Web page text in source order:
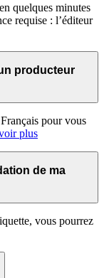
quelques minutes
requise : l’éditeur
producteur
pour vous
plus
de ma
vous pourrez